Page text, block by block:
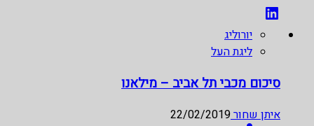
יורוליג
ליגת העל
סיכום מכבי תל אביב – מילאנו
איתן שחור22/02/2019